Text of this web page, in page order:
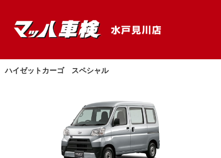
ハイゼットカーゴ スペシャル